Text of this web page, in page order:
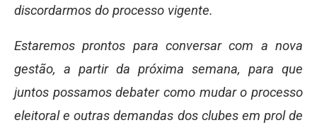
discordarmos do processo vigente.
Estaremos prontos para conversar com a nova
gestão, a partir da próxima semana, para que
juntos possamos debater como mudar o processo
eleitoral e outras demandas dos clubes em prol de